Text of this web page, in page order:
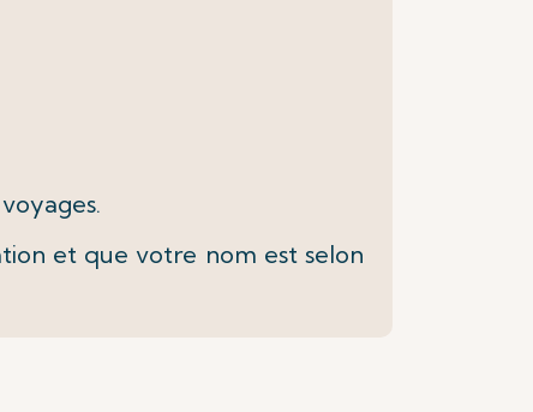
et que votre nom est selon